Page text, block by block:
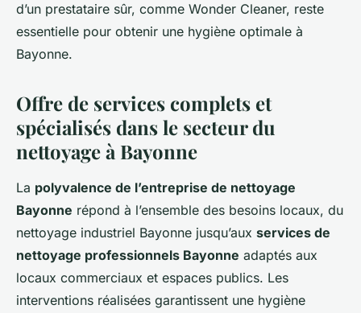
d’un prestataire sûr, comme Wonder Cleaner, reste
essentielle pour obtenir une hygiène optimale à
Bayonne.
Offre de services complets et
spécialisés dans le secteur du
nettoyage à Bayonne
La polyvalence de l’entreprise de nettoyage
Bayonne répond à l’ensemble des besoins locaux, du
nettoyage industriel Bayonne jusqu’aux services de
nettoyage professionnels Bayonne adaptés aux
locaux commerciaux et espaces publics. Les
interventions réalisées garantissent une hygiène